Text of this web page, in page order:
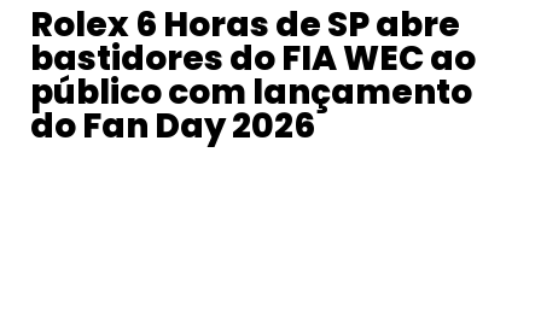
Rolex 6 Horas de SP abre
bastidores do FIA WEC ao
público com lançamento
do Fan Day 2026